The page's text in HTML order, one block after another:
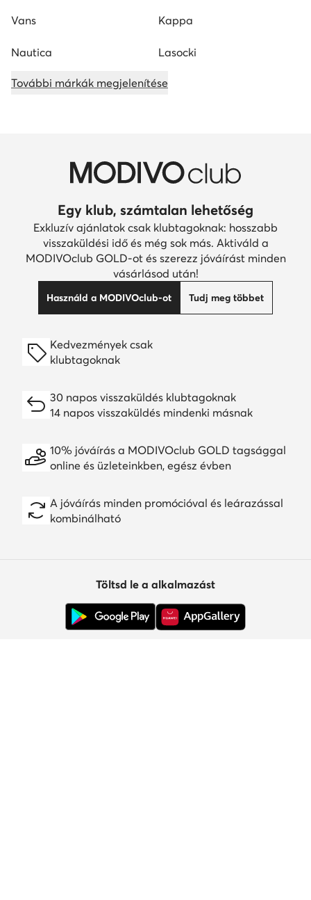
Vans Kappa
Nautica Lasocki
További márkák megjelenítése
Egy klub, számtalan lehetőség
Exkluzív ajánlatok csak klubtagoknak: hosszabb
visszaküldési idő és még sok más. Aktiváld a
MODIVOclub GOLD-ot és szerezz jóváírást minden
vásárlásod után!
Használd a MODIVOclub-ot Tudj meg többet
Kedvezmények csak
klubtagoknak
30 napos visszaküldés klubtagoknak
14 napos visszaküldés mindenki másnak
10% jóváírás a MODIVOclub GOLD tagsággal
online és üzleteinkben, egész évben
A jóváírás minden promócióval és leárazással
kombinálható
Töltsd le a alkalmazást